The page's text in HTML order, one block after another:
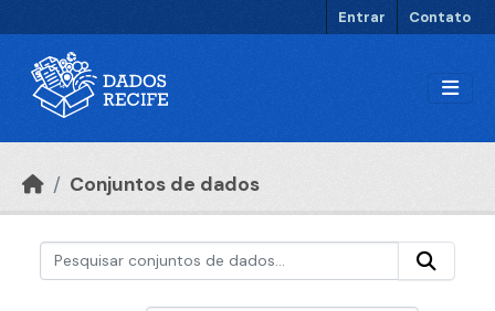
Entrar Contato
Conjuntos de dados